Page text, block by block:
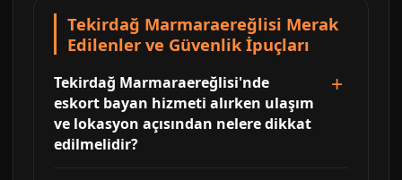
Tekirdağ Marmaraereğlisi Merak
Edilenler ve Güvenlik İpuçları
Tekirdağ Marmaraereğlisi'nde
eskort bayan hizmeti alırken ulaşım
ve lokasyon açısından nelere dikkat
edilmelidir?